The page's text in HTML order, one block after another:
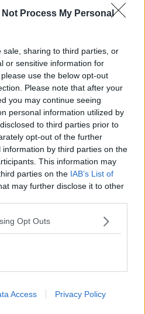
Not Process My Personal
sale, sharing to third parties, or
or sensitive information for
use the below opt-out
Please note that after your
you may continue seeing
personal information utilized by
to third parties prior to
opt-out of the further
by third parties on the
This information may
parties on the IAB’s List of
may further disclose it to other
Opt Outs
Access Privacy Policy